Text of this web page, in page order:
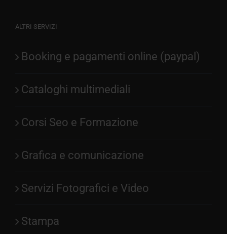
ALTRI SERVIZI
Booking e pagamenti online (paypal)
Cataloghi multimediali
Corsi Seo e Formazione
Grafica e comunicazione
Servizi Fotografici e Video
Stampa